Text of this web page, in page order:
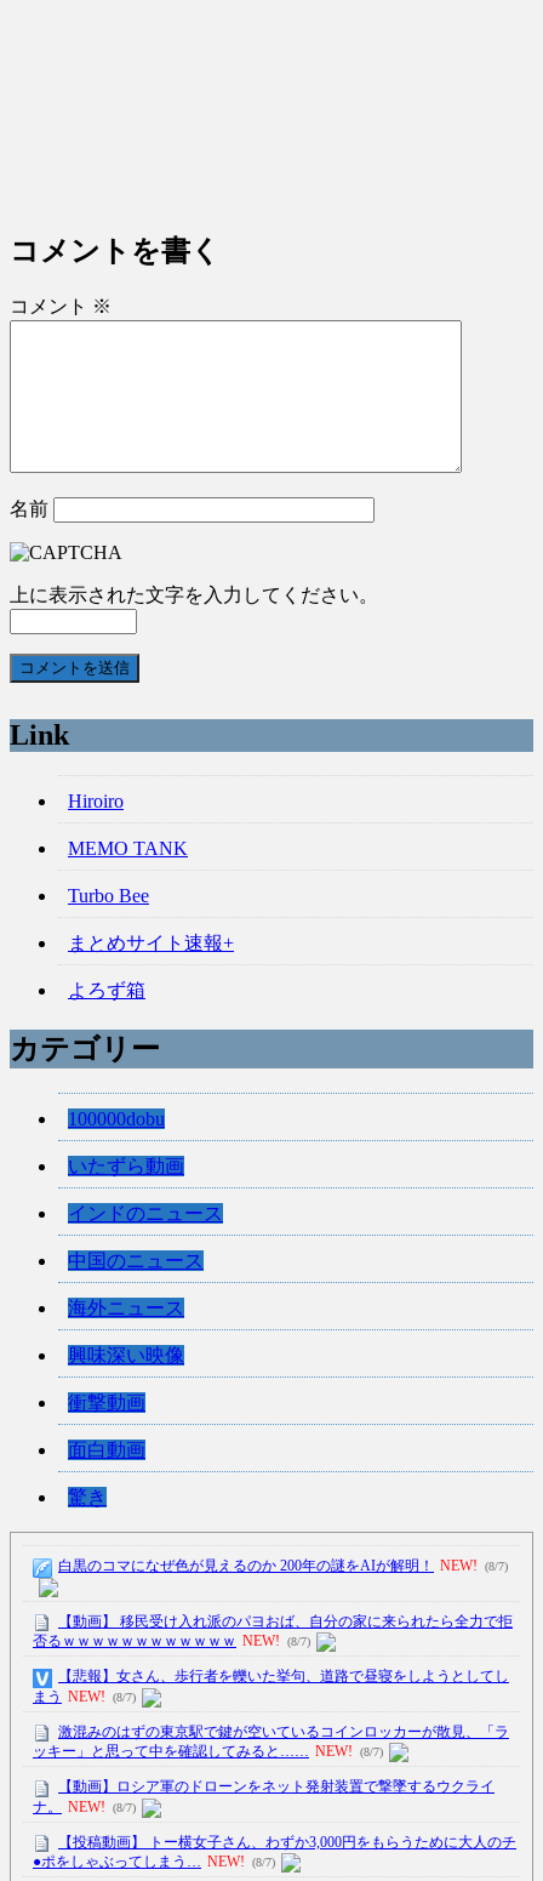
コメントを書く
コメント ※
名前
上に表示された文字を入力してください。
Link
Hiroiro
MEMO TANK
Turbo Bee
まとめサイト速報+
よろず箱
カテゴリー
100000dobu
いたずら動画
インドのニュース
中国のニュース
海外ニュース
興味深い映像
衝撃動画
面白動画
驚き
白黒のコマになぜ色が見えるのか 200年の謎をAIが解明！ NEW! (8/7)
【動画】 移民受け入れ派のパヨおば、自分の家に来られたら全力で拒
否るｗｗｗｗｗｗｗｗｗｗｗｗ NEW! (8/7)
【悲報】女さん、歩行者を轢いた挙句、道路で昼寝をしようとしてし
まう NEW! (8/7)
激混みのはずの東京駅で鍵が空いているコインロッカーが散見、「ラ
ッキー」と思って中を確認してみると…… NEW! (8/7)
【動画】ロシア軍のドローンをネット発射装置で撃墜するウクライ
ナ。
NEW! (8/7)
【投稿動画】 トー横女子さん、わずか3,000円をもらうために大人のチ
●ポをしゃぶってしまう… NEW! (8/7)